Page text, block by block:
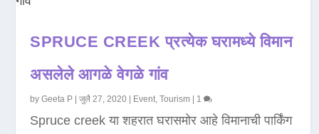
SPRUCE CREEK प्रत्येक घरामध्ये विमान
असलेले आगळे वेगळे गांव
byGeeta P |जुलै 27, 2020 Event,Tourism 1
Spruce creek या शहरात घरासमोर आहे विमानाची पार्किंग